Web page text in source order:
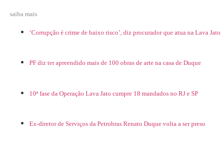
saiba mais
‘Corrupção é crime de baixo risco’, diz procurador que atua na Lava Jato
PF diz ter apreendido mais de 100 obras de arte na casa de Duque
10ª fase da Operação Lava Jato cumpre 18 mandados no RJ e SP
Ex-diretor de Serviços da Petrobras Renato Duque volta a ser preso